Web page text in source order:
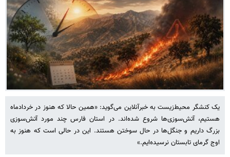
یک کنشگر محیط‌زیست به خبرآنلاین می‌گوید: «همین حالا که هنوز در خردادماه
هستیم، آتش‌سوزی‌ها شروع شده‌اند. در استان فارس چند مورد آتش‌سوزی
بزرگ داریم و جنگل‌ها در حال سوختن هستند. این در حالی است که هنوز به
اوج گرمای تابستان نرسیده‌ایم.»